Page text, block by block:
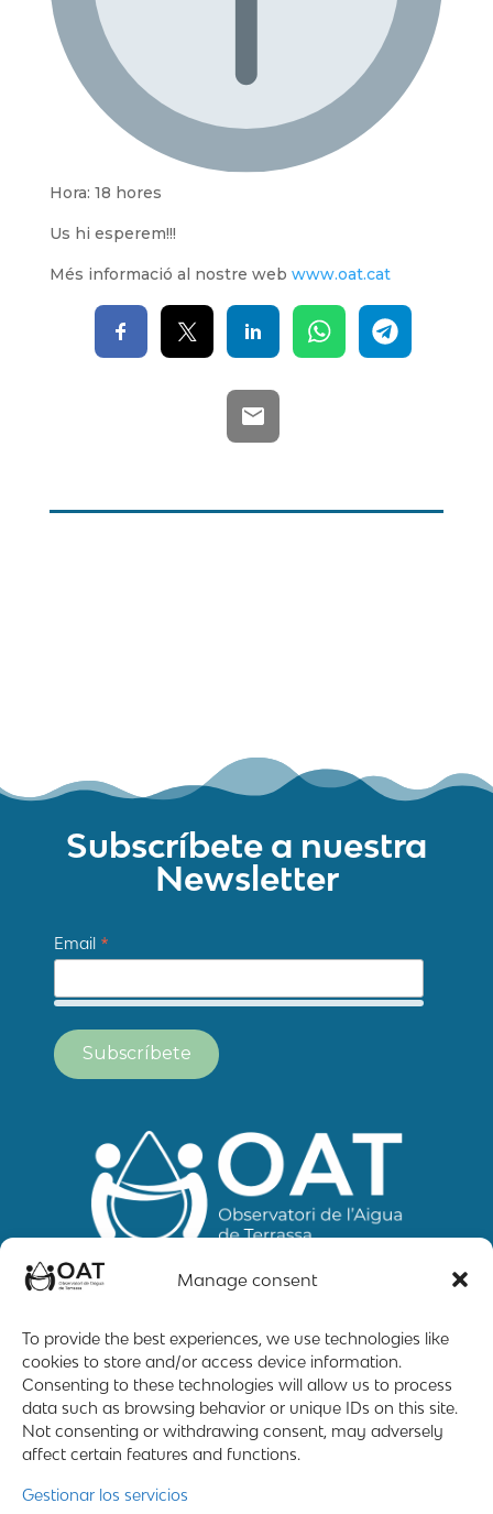
Manage consent
To provide the best experiences, we use technologies like
cookies to store and/or access device information.
Consenting to these technologies will allow us to process
data such as browsing behavior or unique IDs on this site.
Not consenting or withdrawing consent, may adversely
affect certain features and functions.
Gestionar los servicios
Hora: 18 hores
Us hi esperem!!!
Més informació al nostre web www.oat.cat
Subscríbete a nuestra
Newsletter
Email *
Mapa web Contacto Aviso Legal